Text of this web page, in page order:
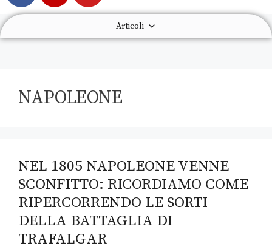
Articoli
NAPOLEONE
NEL 1805 NAPOLEONE VENNE
SCONFITTO: RICORDIAMO COME
RIPERCORRENDO LE SORTI
DELLA BATTAGLIA DI
TRAFALGAR